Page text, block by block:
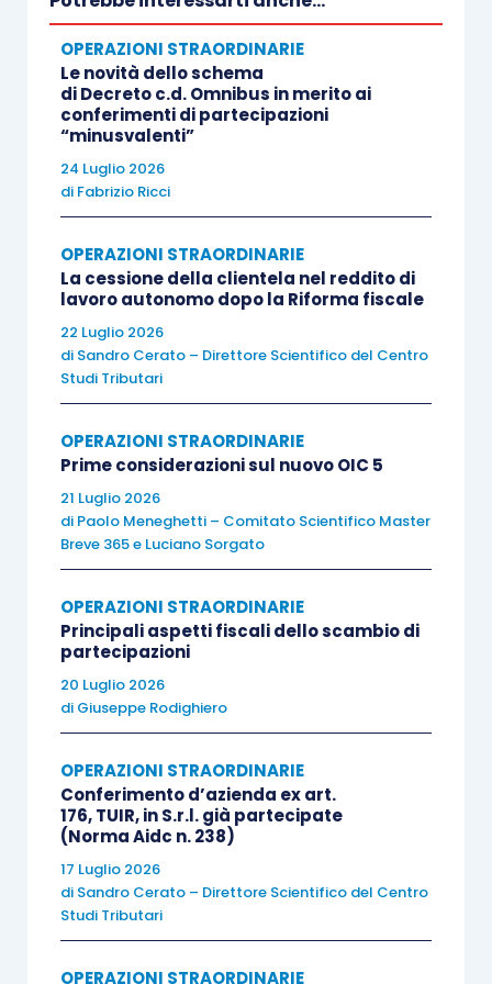
patrimoniale, rappresentato da immobili. In
questi casi l’errore più frequente consiste nel
non valutare l’eventuale necessità per la
holding-madre beneficiariadiannullare
Sulle riserve, inoltre, va considerato
l’orientamento dell’Agenzia delle entrate
espresso per la prima volta con la risoluzione n.
97/E/2017. In sostanza, dopo aver ricostituito le
riserve in sospensione di imposta
che ilmix tra riserve di utile
capitale della scindendarimanga con le
medesime proporzioni anche post scissione
nella scissa che nella quota di patrimonio
assegnata alla beneficiaria.
Si deve, peraltro, prestare attenzione al fatto che,
sotto il profilo delle riserve, la scissione è
neutra solo se la beneficiariaè in grado di
ricostituirle. Laricostituzione non è possibile
se la beneficiaria è una società di persone
contabilità semplificata.
Altro errore, che a volte si può commettere, è
quello diinterpretare troppo alla lettera il
principio di neutralità
173, Tuir. Lo stesso, infatti, presuppone che i
beni permangano nella sfera di impresa
OPERAZIONI STRAORDINARIE
Le novità dello schema
di Decreto c.d. Omnibus in merito ai
conferimenti di partecipazioni
“minusvalenti”
24 Luglio 2026
di Fabrizio Ricci
OPERAZIONI STRAORDINARIE
La cessione della clientela nel reddito di
lavoro autonomo dopo la Riforma fiscale
22 Luglio 2026
di Sandro Cerato – Direttore Scientifico del Centro
Studi Tributari
OPERAZIONI STRAORDINARIE
Prime considerazioni sul nuovo OIC 5
21 Luglio 2026
di Paolo Meneghetti – Comitato Scientifico Master
Breve 365e Luciano Sorgato
OPERAZIONI STRAORDINARIE
Principali aspetti fiscali dello scambio di
partecipazioni
20 Luglio 2026
di Giuseppe Rodighiero
OPERAZIONI STRAORDINARIE
Conferimento d’azienda ex art.
176, TUIR, in S.r.l. già partecipate
(Norma Aidc n. 238)
17 Luglio 2026
di Sandro Cerato – Direttore Scientifico del Centro
Studi Tributari
OPERAZIONI STRAORDINARIE